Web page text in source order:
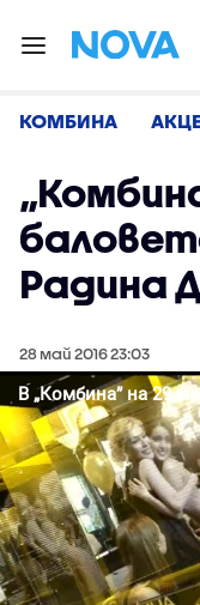
КОМБИНА
Радина
28 май 2016 23:03